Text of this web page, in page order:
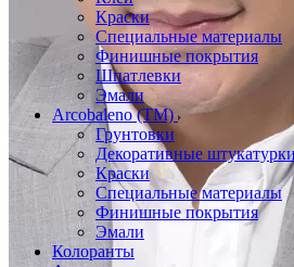
Краски
Специальные материалы
Финишные покрытия
Шпатлевки
Эмали
Arcobaleno (ТМ)
Грунтовки
Декоративные
Краски
Специальные материалы
Финишные покрытия
Эмали
Колоранты